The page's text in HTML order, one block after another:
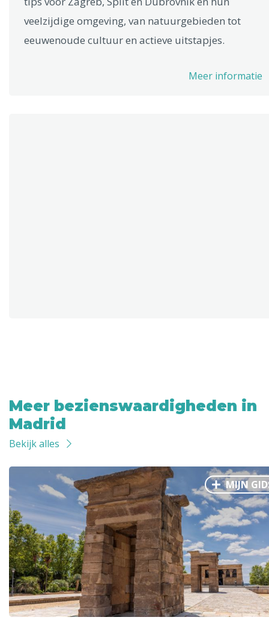
veelzijdige omgeving, van natuurgebieden tot
eeuwenoude cultuur en actieve uitstapjes.
Meer informatie
Meer bezienswaardigheden in
Madrid
Bekijk alles
MIJN